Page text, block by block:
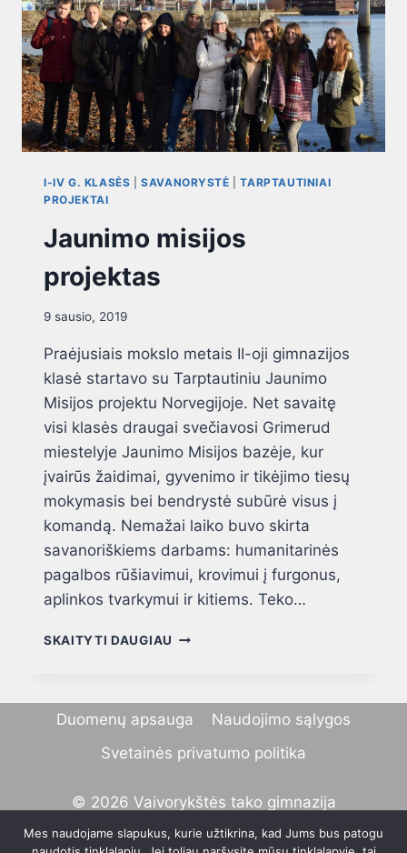
I-IV G. KLASĖS |SAVANORYSTĖ |TARPTAUTINIAI
PROJEKTAI
Jaunimo misijos
projektas
9 sausio, 2019
Praėjusiais mokslo metais II-oji gimnazijos
klasė startavo su Tarptautiniu Jaunimo
Misijos projektu Norvegijoje. Net savaitę
visi klasės draugai svečiavosi Grimerud
miestelyje Jaunimo Misijos bazėje, kur
įvairūs žaidimai, gyvenimo ir tikėjimo tiesų
mokymasis bei bendrystė subūrė visus į
komandą. Nemažai laiko buvo skirta
savanoriškiems darbams: humanitarinės
pagalbos rūšiavimui, krovimui į furgonus,
aplinkos tvarkymui ir kitiems. Teko…
SKAITYTI DAUGIAU
Duomenų apsauga
Naudojimo sąlygos
Svetainės privatumo politika​
© 2026 Vaivorykštės tako gimnazija
Mes naudojame slapukus, kurie užtikrina, kad Jums bus patogu